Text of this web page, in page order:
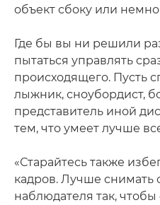
объект сбоку или
Где бы вы ни решили
пытаться управлять
происходящего. Пусть
лыжник, сноубордист,
представитель иной
тем, что умеет лучше
«Старайтесь также
кадров. Лучше снимать
наблюдателя так,